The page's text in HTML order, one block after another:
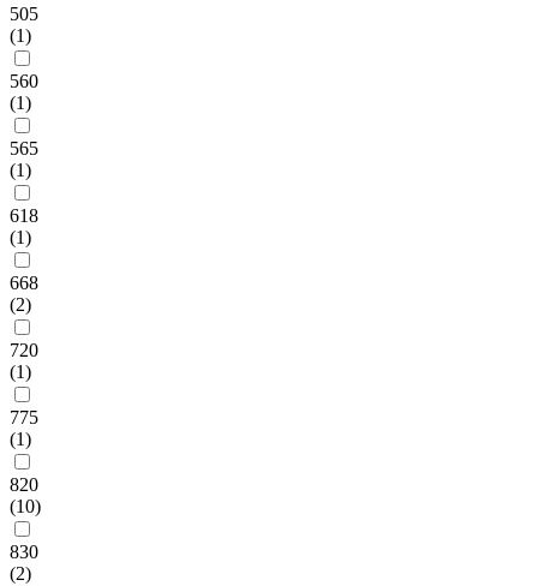
505
(1)
560
(1)
565
(1)
618
(1)
668
(2)
720
(1)
775
(1)
820
(10)
830
(2)